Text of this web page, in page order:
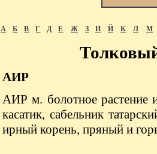
А Б В Г Д Е Ж З И Й К Л М
АИР
АИР м. болотное растение
касатик, сабельник
ирный корень, пряный и